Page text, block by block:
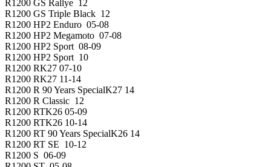
R1200 GS Rallye 12
R1200 GS Triple Black 12
R1200 HP2 Enduro 05-08
R1200 HP2 Megamoto 07-08
R1200 HP2 Sport 08-09
R1200 HP2 Sport 10
R1200 RK27 07-10
R1200 RK27 11-14
R1200 R 90 Years SpecialK27 14
R1200 R Classic 12
R1200 RTK26 05-09
R1200 RTK26 10-14
R1200 RT 90 Years SpecialK26 14
R1200 RT SE 10-12
R1200 S 06-09